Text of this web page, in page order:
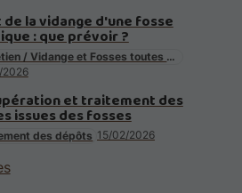
Entretien / Vidange et Fosses toutes eaux
2026
de la vidange d'une fosse
: que prévoir ?
des dépôts 15/02/2026
et traitement des
issues des fosses